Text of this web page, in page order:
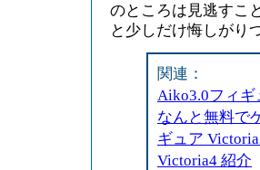
のところは見逃すこ
と少しだけ悔しがり
関連：
Aiko3.0フィギ
なんと無料で
ギュア
Victoria4 紹介